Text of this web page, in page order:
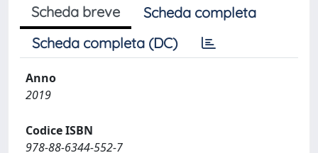
Scheda breve
Scheda completa
Scheda completa (DC)
Anno
2019
Codice ISBN
978-88-6344-552-7